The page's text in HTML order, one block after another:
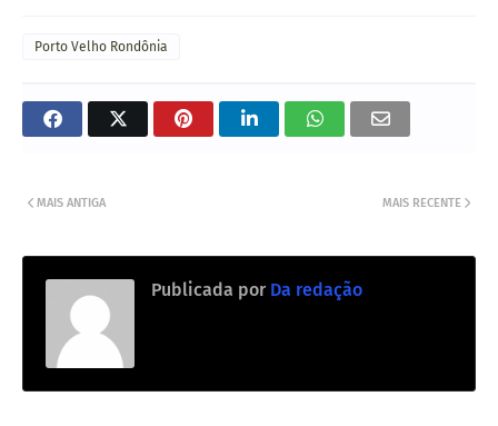
Porto Velho Rondônia
MAIS RECENTE
MAIS ANTIGA
Publicada por Da redação